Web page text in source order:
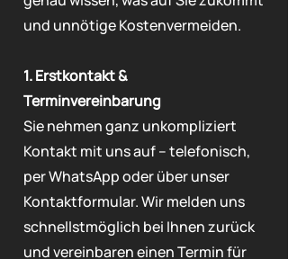
und unnötige Kostenvermeiden.
1. Erstkontakt &
Terminvereinbarung
Sie nehmen ganz unkompliziert
Kontakt mit uns auf – telefonisch,
per WhatsApp oder über unser
Kontaktformular. Wir melden uns
schnellstmöglich bei Ihnen zurück
und vereinbaren einen Termin für